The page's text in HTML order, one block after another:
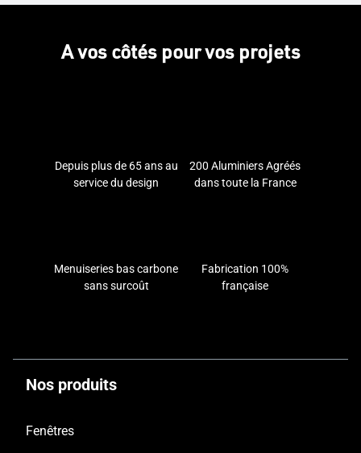
A vos côtés pour vos projets
Depuis plus de 65 ans au
service du design
200 Aluminiers Agréés
dans toute la France
Menuiseries bas carbone
sans surcoût
Fabrication 100%
française
Nos produits
Fenêtres